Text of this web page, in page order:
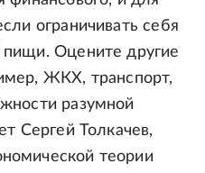
ограничивать себя
Оцените другие
ЖКХ, транспорт,
разумной
Сергей Толкачев,
теории